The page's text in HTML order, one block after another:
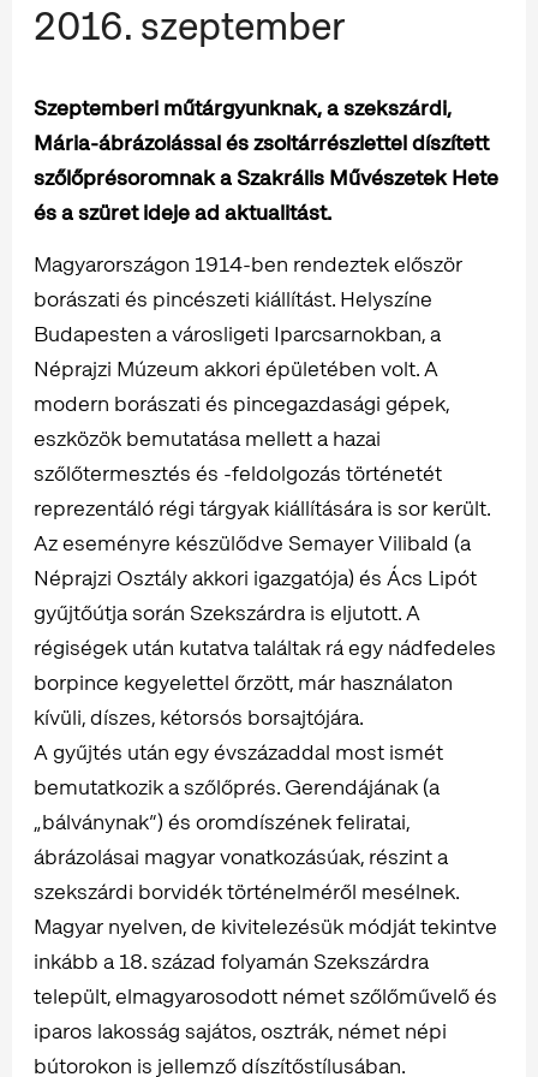
2016. szeptember
Szeptemberi műtárgyunknak, a szekszárdi,
Mária-ábrázolással és zsoltárrészlettel díszített
szőlőprésoromnak a Szakrális Művészetek Hete
és a szüret ideje ad aktualitást.
Magyarországon 1914-ben rendeztek először
borászati és pincészeti kiállítást. Helyszíne
Budapesten a városligeti Iparcsarnokban, a
Néprajzi Múzeum akkori épületében volt. A
modern borászati és pincegazdasági gépek,
eszközök bemutatása mellett a hazai
szőlőtermesztés és -feldolgozás történetét
reprezentáló régi tárgyak kiállítására is sor került.
Az eseményre készülődve Semayer Vilibald (a
Néprajzi Osztály akkori igazgatója) és Ács Lipót
gyűjtőútja során Szekszárdra is eljutott. A
régiségek után kutatva találtak rá egy nádfedeles
borpince kegyelettel őrzött, már használaton
kívüli, díszes, kétorsós borsajtójára.
A gyűjtés után egy évszázaddal most ismét
bemutatkozik a szőlőprés. Gerendájának (a
„bálványnak”) és oromdíszének feliratai,
ábrázolásai magyar vonatkozásúak, részint a
szekszárdi borvidék történelméről mesélnek.
Magyar nyelven, de kivitelezésük módját tekintve
inkább a 18. század folyamán Szekszárdra
települt, elmagyarosodott német szőlőművelő és
iparos lakosság sajátos, osztrák, német népi
bútorokon is jellemző díszítőstílusában.